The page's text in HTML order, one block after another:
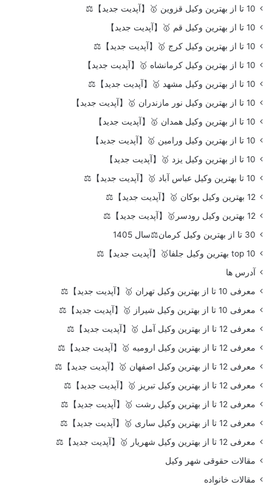
10 تا از بهترین وکیل قزوین 🥇【آپدیت جدید】⚖️
10 تا از بهترین وکیل قم 🥇【آپدیت جدید】
10 تا از بهترین وکیل کرج 🥇【آپدیت جدید】⚖️
10 تا از بهترین وکیل کرمانشاه 🥇【آپدیت جدید】
10 تا از بهترین وکیل مشهد 🥇【آپدیت جدید】⚖️
10 تا از بهترین وکیل نور مازندران 🥇【آپدیت جدید】
10 تا از بهترین وکیل همدان 🥇【آپدیت جدید】
10 تا از بهترین وکیل ورامین 🥇【آپدیت جدید】
10 تا از بهترین وکیل یزد 🥇【آپدیت جدید】
10 تا بهترین وکیل عباس آباد 🥇【آپدیت جدید】⚖️
12 بهترین وکیل بوکان 🥇【آپدیت جدید】⚖️
12 بهترین وکیل رودسر🥇【آپدیت جدید】⚖️
30 تا از بهترین وکیل کرمان⚖️سال 1405
top 10 بهترین وکیل جلفا🥇【آپدیت جدید】⚖️
آدرس ها
معرفی 10 تا از بهترین وکیل تهران 🥇【آپدیت جدید】⚖️
معرفی 10 تا از بهترین وکیل شیراز 🥇【آپدیت جدید】⚖️
معرفی 12 تا از بهترین وکیل آمل 🥇【آپدیت جدید】⚖️
معرفی 12 تا از بهترین وکیل ارومیه 🥇【آپدیت جدید】⚖️
معرفی 12 تا از بهترین وکیل اصفهان 🥇【آپدیت جدید】⚖️
معرفی 12 تا از بهترین وکیل تبریز 🥇【آپدیت جدید】⚖️
معرفی 12 تا از بهترین وکیل رشت 🥇【آپدیت جدید】⚖️
معرفی 12 تا از بهترین وکیل ساری 🥇【آپدیت جدید】⚖️
معرفی 12 تا از بهترین وکیل شهریار 🥇【آپدیت جدید】⚖️
مقالات حقوقی شهر وکیل
مقالات خانواده